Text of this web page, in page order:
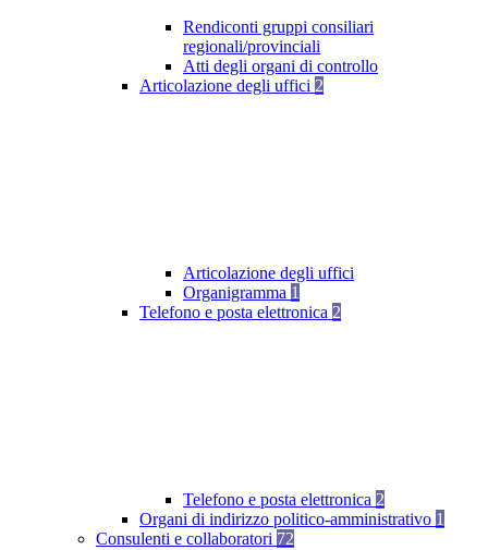
Rendiconti gruppi consiliari
regionali/provinciali
Atti degli organi di controllo
Articolazione degli uffici 2
Articolazione degli uffici
Organigramma 1
Telefono e posta elettronica 2
Telefono e posta elettronica 2
Organi di indirizzo politico-amministrativo 1
Consulenti e collaboratori 72